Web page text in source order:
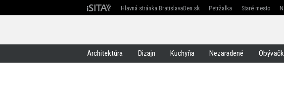
Hlavná stránka BratislavaDen.sk Petržalka Staré mesto
Architektúra Dizajn Kuchyňa Nezaradené